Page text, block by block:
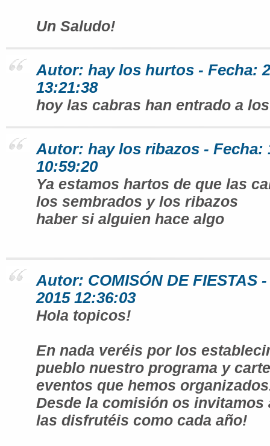
Un Saludo!
Autor: hay los hurtos - Fecha:
13:21:38
hoy las cabras han entrado a
Autor: hay los ribazos - Fecha:
10:59:20
Ya estamos hartos de que las
los sembrados y los ribazos
haber si alguien hace algo
Autor: COMISÓN DE FIESTAS
2015 12:36:03
Hola topicos!
En nada veréis por los
pueblo nuestro programa y
eventos que hemos
Desde la comisión os invitamos
las disfrutéis como cada año!